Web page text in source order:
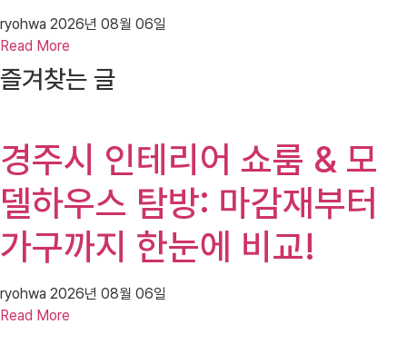
ryohwa 2026년 08월 06일
Read More
즐겨찾는 글
경주시 인테리어 쇼룸 & 모
델하우스 탐방: 마감재부터
가구까지 한눈에 비교!
ryohwa 2026년 08월 06일
Read More